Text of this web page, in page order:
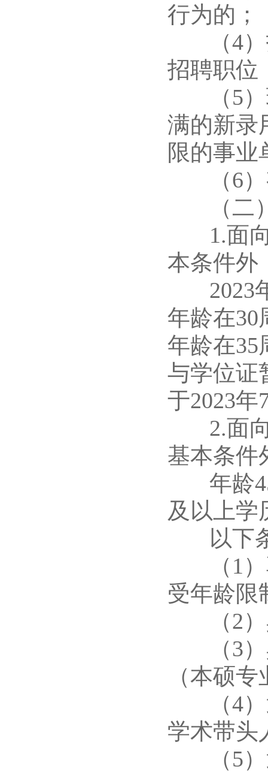
行为的；
（4）
招聘职位
（5）
满的新录
限的事业
（6）
（二）
1.面向
本条件外
2023年
年龄在30
年龄在35
与学位证
于2023
2.面向
基本条件
年龄45
及以上学
以下条
（1）
受年龄限
（2）
（3）
（本硕
（4）
学术带头
（5）